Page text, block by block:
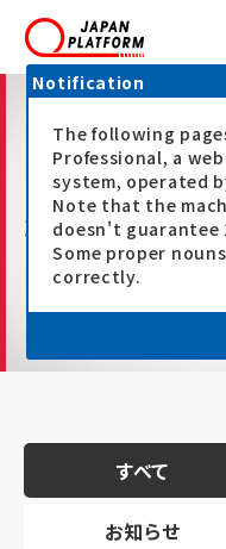
最新情報
すべて
お知らせ
Notification
The following
Professional, a
system, operated
Note that the
doesn't guarantee
Some proper
correctly.